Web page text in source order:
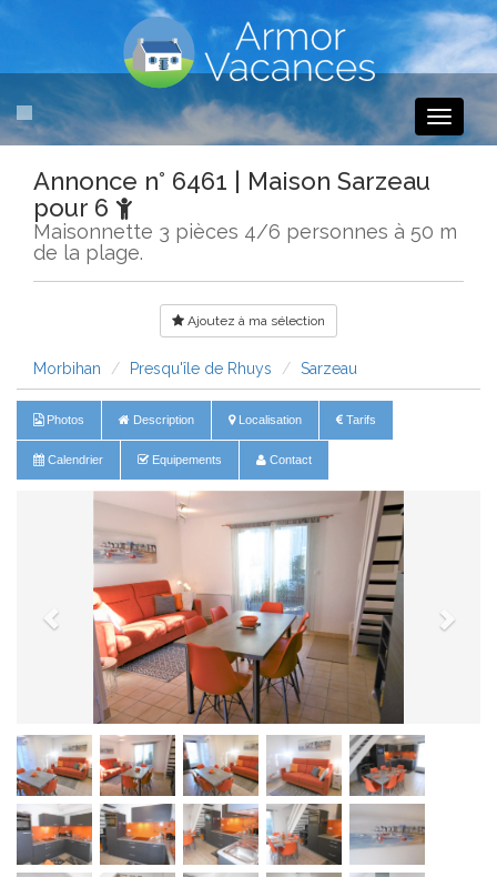
Toggle
Annonce n° 6461 | Maison Sarzeau
pour 6
Maisonnette 3 pièces 4/6 personnes à 50 m
de la plage.
Ajoutez à ma sélection
Morbihan Presqu'île de Rhuys Sarzeau
Photos Description Localisation Tarifs
Calendrier Equipements Contact